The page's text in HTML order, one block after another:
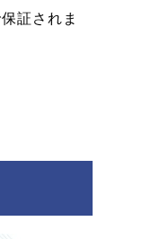
証されま